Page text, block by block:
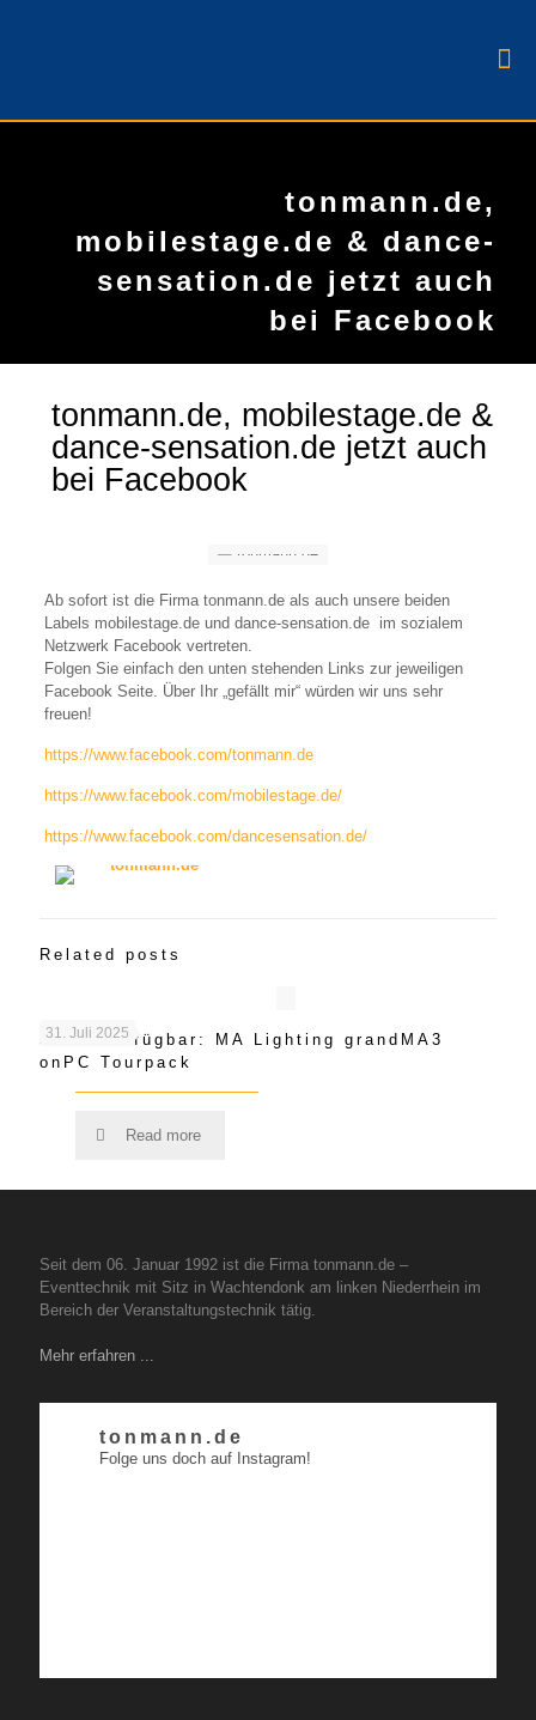
tonmann.de,
mobilestage.de & dance-
sensation.de jetzt auch
bei Facebook
tonmann.de, mobilestage.de &
dance-sensation.de jetzt auch
bei Facebook
Ab sofort ist die Firma tonmann.de als auch unsere beiden
Labels mobilestage.de und dance-sensation.de im sozialem
Netzwerk Facebook vertreten.
Folgen Sie einfach den unten stehenden Links zur jeweiligen
Facebook Seite. Über Ihr „gefällt mir“ würden wir uns sehr
freuen!
https://www.facebook.com/tonmann.de
https://www.facebook.com/mobilestage.de/
https://www.facebook.com/dancesensation.de/
Related posts
31. Juli 2025
Jetzt Verfügbar: MA Lighting grandMA3
onPC Tourpack
Read more
Seit dem 06. Januar 1992 ist die Firma tonmann.de –
Eventtechnik mit Sitz in Wachtendonk am linken Niederrhein im
Bereich der Veranstaltungstechnik tätig.
Mehr erfahren ...
tonmann.de
Folge uns doch auf Instagram!